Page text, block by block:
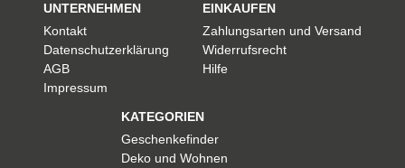
UNTERNEHMEN
Kontakt
Datenschutzerklärung
AGB
Impressum
EINKAUFEN
Zahlungsarten und Versand
Widerrufsrecht
Hilfe
KATEGORIEN
Geschenkefinder
Deko und Wohnen